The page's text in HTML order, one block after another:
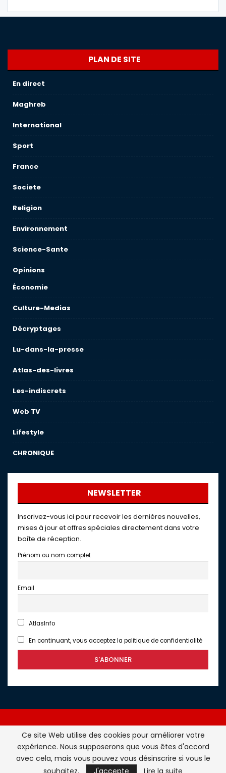
PLAN DE SITE
En direct
Maghreb
International
Sport
France
Societe
Religion
Environnement
Science-Sante
Opinions
Économie
Culture-Medias
Décryptages
Lu-dans-la-presse
Atlas-des-livres
Les-indiscrets
Web TV
Lifestyle
CHRONIQUE
NEWSLETTER
Inscrivez-vous ici pour recevoir les dernières nouvelles,
mises à jour et offres spéciales directement dans votre
boîte de réception.
Prénom ou nom complet
Email
AtlasInfo
En continuant, vous acceptez la politique de confidentialité
Atlasinfo.fr : l'essentiel de l'actualité de la France et du
Maghreb © Tous Droits Réservés - Atlasinfo- 2026
Ce site Web utilise des cookies pour améliorer votre
expérience. Nous supposerons que vous êtes d'accord
avec cela, mais vous pouvez vous désinscrire si vous le
souhaitez.
J'accepte Lire la suite